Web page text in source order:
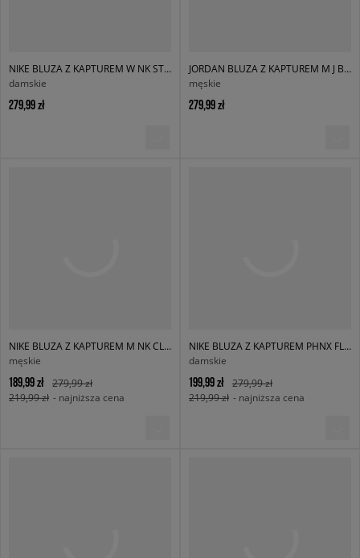
NIKE BLUZA Z KAPTUREM W NK STDO FLC OS PO HDY
damskie
279,99 zł
JORDAN BLUZA Z KAPTUREM M J BRK ST PO HD BB
męskie
279,99 zł
NIKE BLUZA Z KAPTUREM M NK CLUB BB PO HOODIE
męskie
189,99 zł
279,99 zł
219,99 zł - najniższa cena
NIKE BLUZA Z KAPTUREM PHNX FLC OS HOODIE W NSW
damskie
199,99 zł
279,99 zł
219,99 zł - najniższa cena